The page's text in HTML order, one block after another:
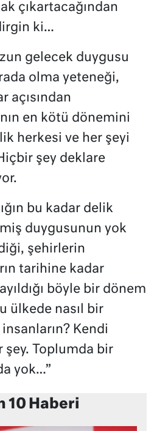
çıkartacağından
ki…
gelecek duygusu
olma yeteneği,
açısından
en kötü dönemini
herkesi ve her şeyi
şey deklare
bu kadar delik
duygusunun yok
şehirlerin
tarihine kadar
böyle bir dönem
ülkede nasıl bir
Kendi
şey. Toplumda bir
yok…”
10 Haberi